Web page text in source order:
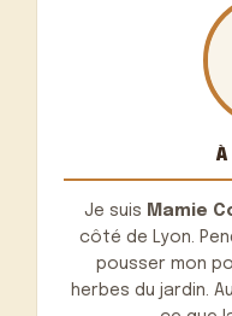
Je suis Mamie
côté de Lyon.
pousser mon
herbes du jardin.